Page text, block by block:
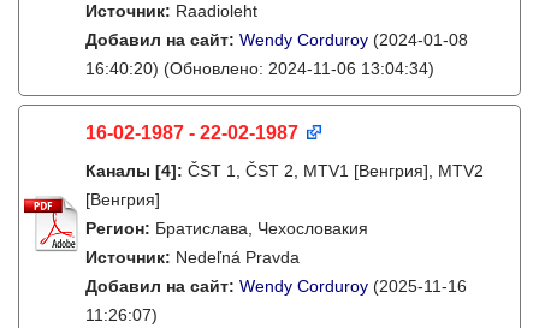
Источник: Raadioleht
Добавил на сайт: Wendy Corduroy (2024-01-08
16:40:20) (Обновлено: 2024-11-06 13:04:34)
16-02-1987 - 22-02-1987
Каналы [4]: ČST 1, ČST 2, MTV1 [Венгрия], MTV2
[Венгрия]
Регион: Братислава, Чехословакия
Источник: Nedeľná Pravda
Добавил на сайт: Wendy Corduroy (2025-11-16
11:26:07)